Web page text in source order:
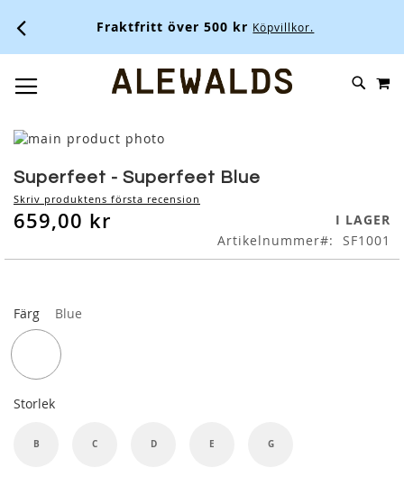
Fraktfritt över 500 kr Köpvillkor.
SKIP
Skip
the
end
of
the
gallery
to
the
beginning
of
images
Superfeet - Superfeet Blue
Skriv produktens första recension
659,00 kr
I LAGER
Artikelnummer
SF1001
Färg Blue
Storlek
B C D E G